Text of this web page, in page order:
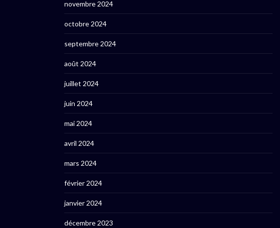
novembre 2024
octobre 2024
septembre 2024
août 2024
juillet 2024
juin 2024
mai 2024
avril 2024
mars 2024
février 2024
janvier 2024
décembre 2023